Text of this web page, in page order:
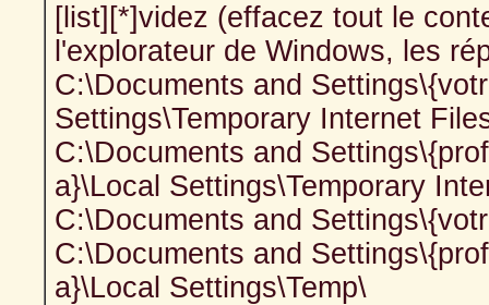
[list][*]videz (effacez tout le
l'explorateur de Windows, les
C:\Documents and
Settings\Temporary Internet
C:\Documents and
a}\Local Settings\Temporary
C:\Documents and
C:\Documents and
a}\Local Settings\Temp\